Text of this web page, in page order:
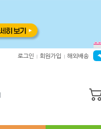
로그인 회원가입 해외배송